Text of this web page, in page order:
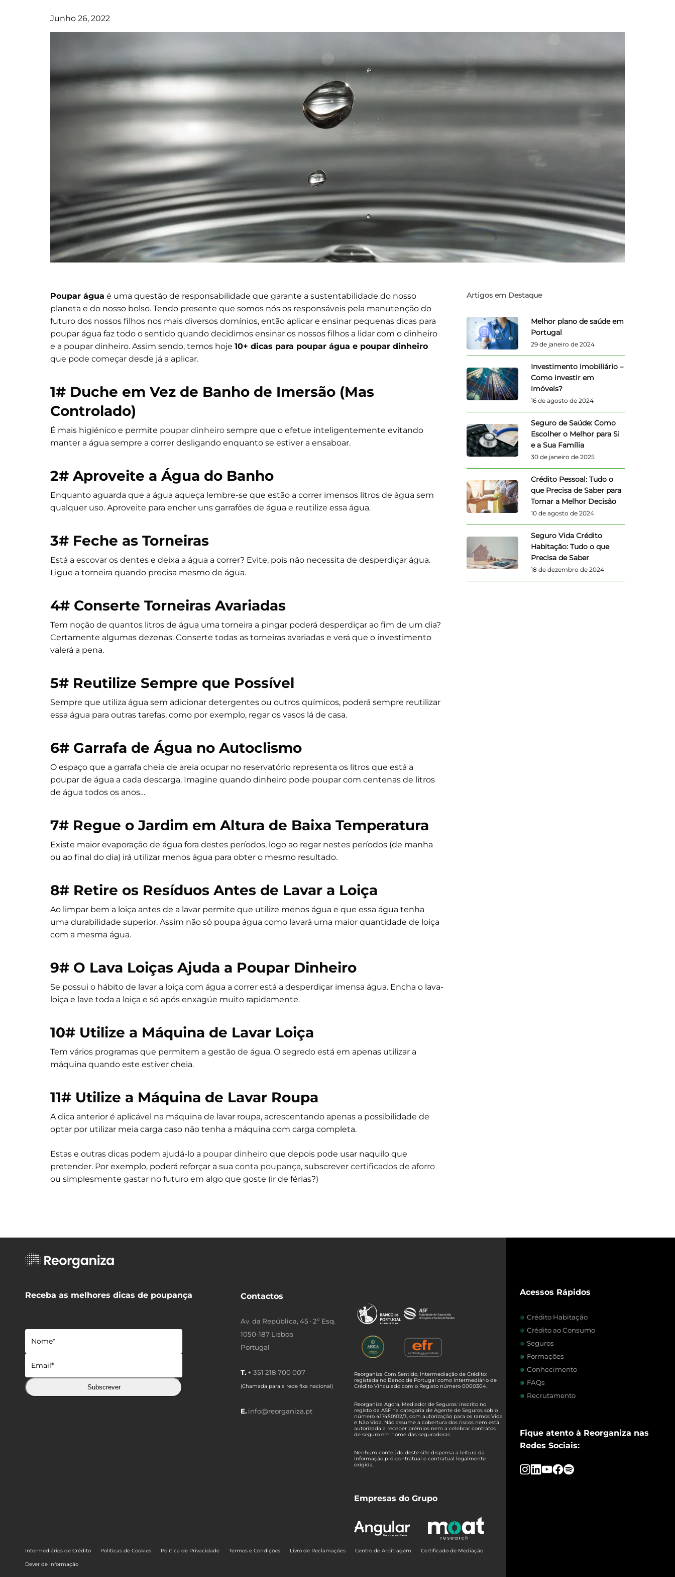
Junho 26, 2022
Poupar água é uma questão de responsabilidade que garante a sustentabilidade do nosso
planeta e do nosso bolso. Tendo presente que somos nós os responsáveis pela manutenção do
futuro dos nossos filhos nos mais diversos domínios, então aplicar e ensinar pequenas dicas para
poupar água faz todo o sentido quando decidimos ensinar os nossos filhos a lidar com o dinheiro
e a poupar dinheiro. Assim sendo, temos hoje 10+ dicas para poupar água e poupar dinheiro
que pode começar desde já a aplicar.
1# Duche em Vez de Banho de Imersão (Mas
Controlado)
É mais higiénico e permite poupar dinheiro sempre que o efetue inteligentemente evitando
manter a água sempre a correr desligando enquanto se estiver a ensaboar.
2# Aproveite a Água do Banho
Enquanto aguarda que a água aqueça lembre-se que estão a correr imensos litros de água sem
qualquer uso. Aproveite para encher uns garrafões de água e reutilize essa água.
3# Feche as Torneiras
Está a escovar os dentes e deixa a água a correr? Evite, pois não necessita de desperdiçar água.
Ligue a torneira quando precisa mesmo de água.
4# Conserte Torneiras Avariadas
Tem noção de quantos litros de água uma torneira a pingar poderá desperdiçar ao fim de um dia?
Certamente algumas dezenas. Conserte todas as torneiras avariadas e verá que o investimento
valerá a pena.
5# Reutilize Sempre que Possível
Sempre que utiliza água sem adicionar detergentes ou outros químicos, poderá sempre reutilizar
essa água para outras tarefas, como por exemplo, regar os vasos lá de casa.
6# Garrafa de Água no Autoclismo
O espaço que a garrafa cheia de areia ocupar no reservatório representa os litros que está a
poupar de água a cada descarga. Imagine quando dinheiro pode poupar com centenas de litros
de água todos os anos…
7# Regue o Jardim em Altura de Baixa Temperatura
Existe maior evaporação de água fora destes períodos, logo ao regar nestes períodos (de manha
ou ao final do dia) irá utilizar menos água para obter o mesmo resultado.
8# Retire os Resíduos Antes de Lavar a Loiça
Ao limpar bem a loiça antes de a lavar permite que utilize menos água e que essa água tenha
uma durabilidade superior. Assim não só poupa água como lavará uma maior quantidade de loiça
com a mesma água.
9# O Lava Loiças Ajuda a Poupar Dinheiro
Se possui o hábito de lavar a loiça com água a correr está a desperdiçar imensa água. Encha o lava-
loiça e lave toda a loiça e só após enxagúe muito rapidamente.
10# Utilize a Máquina de Lavar Loiça
Tem vários programas que permitem a gestão de água. O segredo está em apenas utilizar a
máquina quando este estiver cheia.
11# Utilize a Máquina de Lavar Roupa
A dica anterior é aplicável na máquina de lavar roupa, acrescentando apenas a possibilidade de
optar por utilizar meia carga caso não tenha a máquina com carga completa.
Estas e outras dicas podem ajudá-lo a poupar dinheiro que depois pode usar naquilo que
pretender. Por exemplo, poderá reforçar a sua conta poupança, subscrever certificados de aforro
ou simplesmente gastar no futuro em algo que goste (ir de férias?)
Artigos em Destaque
Melhor plano de saúde em
Portugal
29 de janeiro de 2024
Investimento imobiliário –
Como investir em
imóveis?
16 de agosto de 2024
Seguro de Saúde: Como
Escolher o Melhor para Si
e a Sua Família
30 de janeiro de 2025
Crédito Pessoal: Tudo o
que Precisa de Saber para
Tomar a Melhor Decisão
10 de agosto de 2024
Seguro Vida Crédito
Habitação: Tudo o que
Precisa de Saber
18 de dezembro de 2024
Receba as melhores dicas de poupança
Subscrever
Contactos
Av. da República, 45 · 2º Esq.
1050-187 Lisboa
Portugal
T. + 351 218 700 007
(Chamada para a rede fixa nacional)
E. info@reorganiza.pt
Reorganiza Com Sentido, Intermediação de Crédito:
registada no Banco de Portugal como Intermediário de
Crédito Vinculado com o Registo número 0000304.
Reorganiza Agora, Mediador de Seguros: inscrito no
registo da ASF na categoria de Agente de Seguros sob o
número 417450912/3, com autorização para os ramos Vida
e Não Vida. Não assume a cobertura dos riscos nem está
autorizada a receber prémios nem a celebrar contratos
de seguro em nome das seguradoras.
Nenhum conteúdo deste site dispensa a leitura da
informação pré-contratual e contratual legalmente
exigida.
Empresas do Grupo
Acessos Rápidos
Crédito Habitação
Crédito ao Consumo
Seguros
Formações
Conhecimento
FAQs
Recrutamento
Fique atento à Reorganiza nas
Redes Sociais:
Intermediários de Crédito Políticas de Cookies Política de Privacidade Termos e Condições Livro de Reclamações Centro de Arbitragem Certificado de Mediação
Dever de Informação